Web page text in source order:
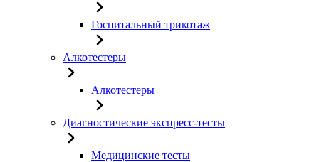
Госпитальный трикотаж
Алкотестеры
Алкотестеры
Диагностические экспресс-тесты
Медицинские тесты